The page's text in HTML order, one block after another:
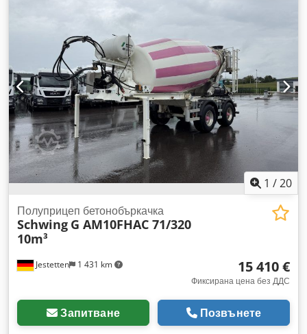
1 /20
Jestetten 1 431 km
Полуприцеп бетонобъркачка
Schwing G AM10FHAC 71/320
10m³
15 410 €
Фиксирана цена без ДДС
Запитване Позвънете